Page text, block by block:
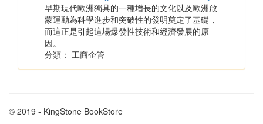
早期現代歐洲獨具的一種增長的文化以及歐洲啟
蒙運動為科學進步和突破性的發明奠定了基礎，
而這正是引起這場爆發性技術和經濟發展的原
因。
分類： 工商企管
© 2019 - KingStone BookStore